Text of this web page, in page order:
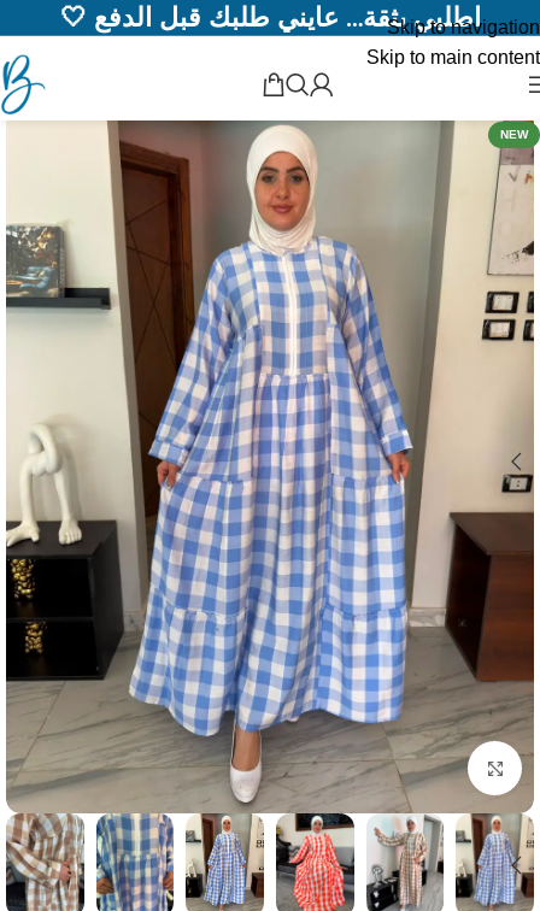
Skip to navigation
Skip to main content
اطلبي بثقة… عايني طلبك قبل الدفع 🤍
NEW
Click to enlarge